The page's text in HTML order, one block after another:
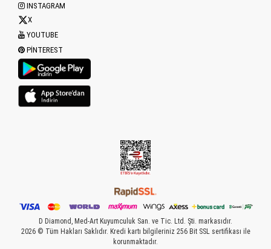
INSTAGRAM
X
YOUTUBE
PINTEREST
D Diamond, Med-Art Kuyumculuk San. ve Tic. Ltd. Şti. markasıdır.
2026 © Tüm Hakları Saklıdır. Kredi kartı bilgileriniz 256 Bit SSL sertifikası ile
korunmaktadır.